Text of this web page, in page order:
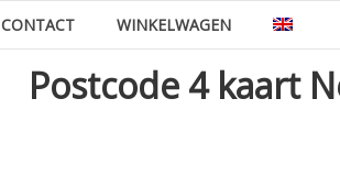
CONTACT WINKELWAGEN
Postcode 4 kaart